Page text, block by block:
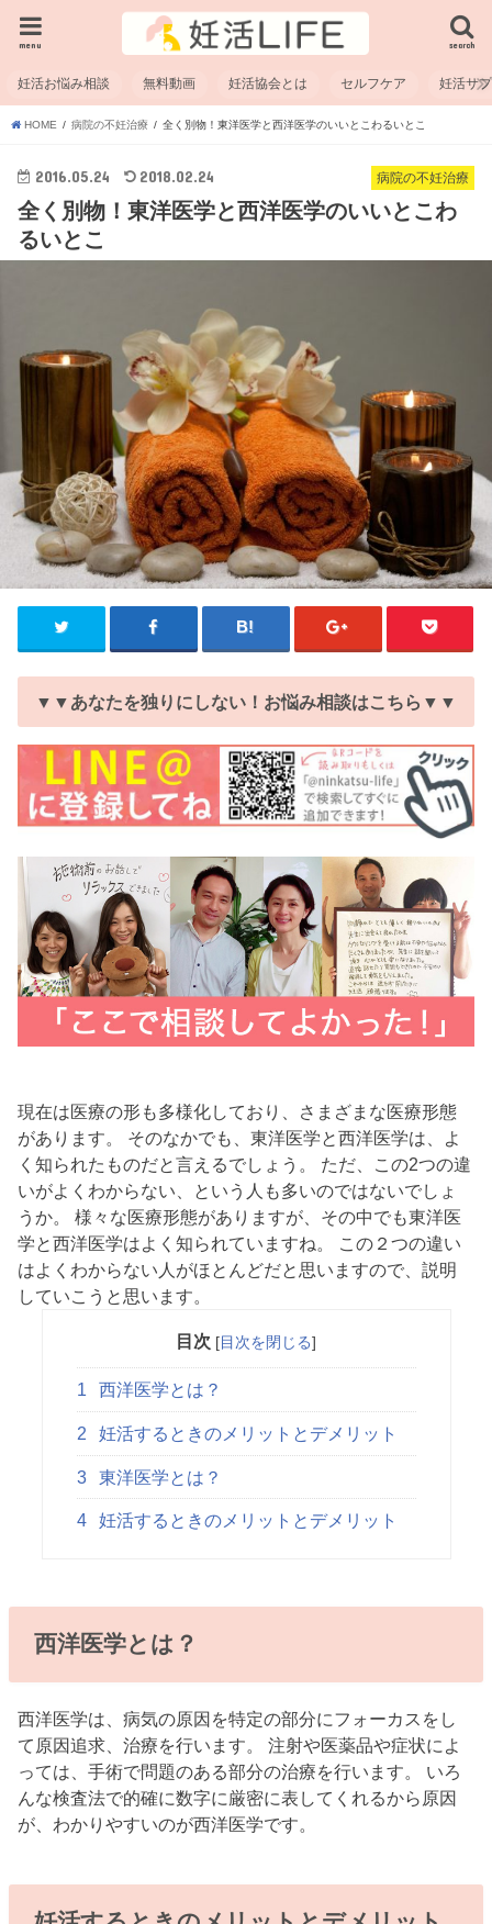
search
menu
妊活お悩み相談 無料動画 妊活協会とは セルフケア 妊活サ
HOME 病院の不妊治療 全く別物！東洋医学と西洋医学のいいとこわるいとこ
病院の不妊治療
2016.05.24 2018.02.24
全く別物！東洋医学と西洋医学のいいとこわ
るいとこ
▼▼あなたを独りにしない！お悩み相談はこちら▼▼
現在は医療の形も多様化しており、さまざまな医療形態
があります。 そのなかでも、東洋医学と西洋医学は、よ
く知られたものだと言えるでしょう。 ただ、この2つの違
いがよくわからない、という人も多いのではないでしょ
うか。 様々な医療形態がありますが、その中でも東洋医
学と西洋医学はよく知られていますね。 この２つの違い
はよくわからない人がほとんどだと思いますので、説明
していこうと思います。
目次 [目次を閉じる]
1 西洋医学とは？
2 妊活するときのメリットとデメリット
3 東洋医学とは？
4 妊活するときのメリットとデメリット
西洋医学とは？
西洋医学は、病気の原因を特定の部分にフォーカスをし
て原因追求、治療を行います。 注射や医薬品や症状によ
っては、手術で問題のある部分の治療を行います。 いろ
んな検査法で的確に数字に厳密に表してくれるから原因
が、わかりやすいのが西洋医学です。